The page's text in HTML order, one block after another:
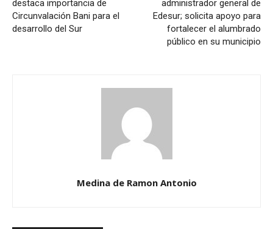
destaca importancia de
Circunvalación Bani para el
desarrollo del Sur
administrador general de
Edesur; solicita apoyo para
fortalecer el alumbrado
público en su municipio
Medina de Ramon Antonio